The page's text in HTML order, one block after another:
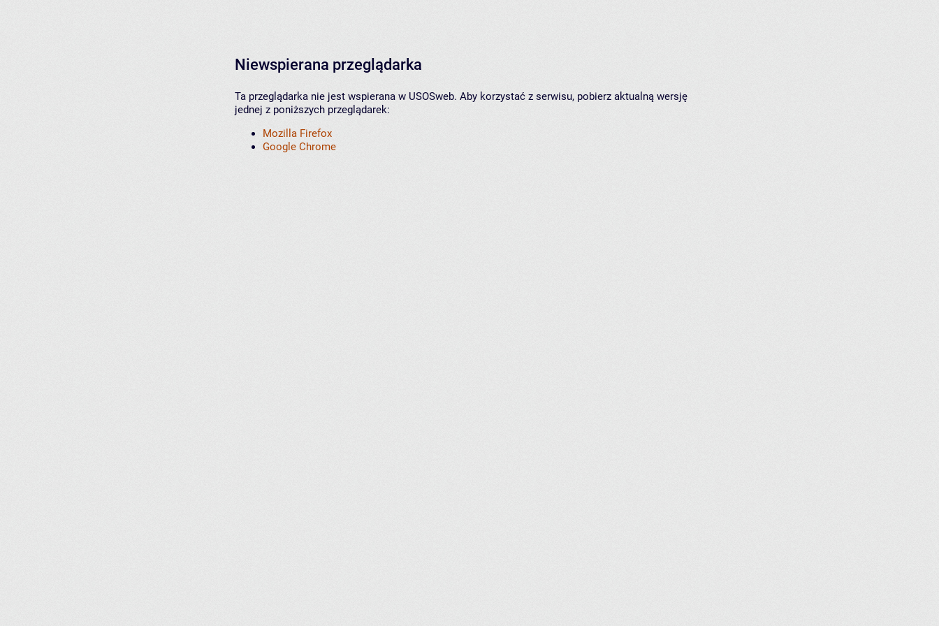
Niewspierana przeglądarka
Ta przeglądarka nie jest wspierana w USOSweb. Aby korzystać z serwisu, pobierz aktualną wersję
jednej z poniższych przeglądarek:
Mozilla Firefox
Google Chrome